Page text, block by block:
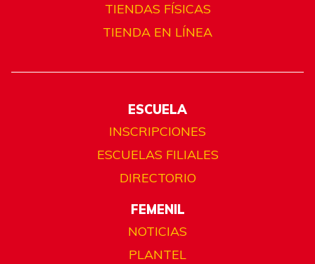
TIENDAS FÍSICAS
TIENDA EN LÍNEA
ESCUELA
INSCRIPCIONES
ESCUELAS FILIALES
DIRECTORIO
FEMENIL
NOTICIAS
PLANTEL